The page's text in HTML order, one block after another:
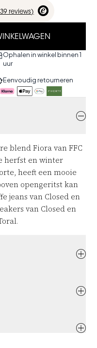
reviews)
Ophalen in winkel binnen 1
uur
Eenvoudig retourneren
blend Fiora van FFC
herfst en winter
heeft een mooie
opengeritst kan
jeans van Closed en
van Closed en